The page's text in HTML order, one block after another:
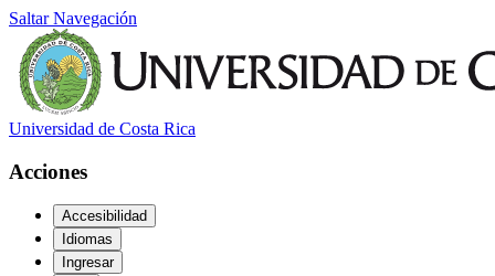
Saltar Navegación
Universidad de Costa Rica
Acciones
Accesibilidad
Idiomas
Ingresar